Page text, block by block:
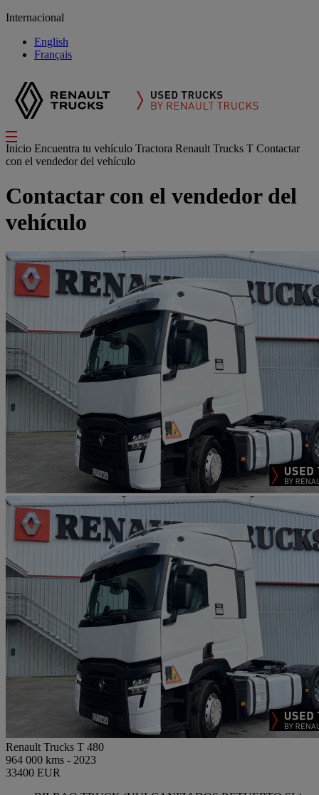
Internacional
English
Français
Inicio Encuentra tu vehículo Tractora Renault Trucks T Contactar
con el vendedor del vehículo
Contactar con el vendedor del
vehículo
Renault Trucks T 480
964 000 kms - 2023
33400 EUR